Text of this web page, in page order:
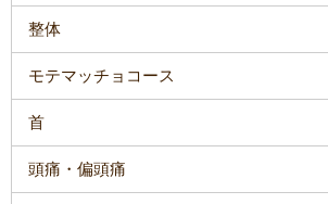
整体
モテマッチョコース
首
頭痛・偏頭痛